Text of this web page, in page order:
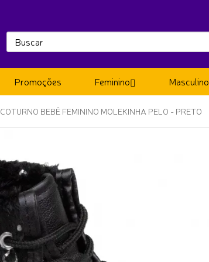
Promoções Feminino Masculino
COTURNO BEBÊ FEMININO MOLEKINHA PELO - PRETO